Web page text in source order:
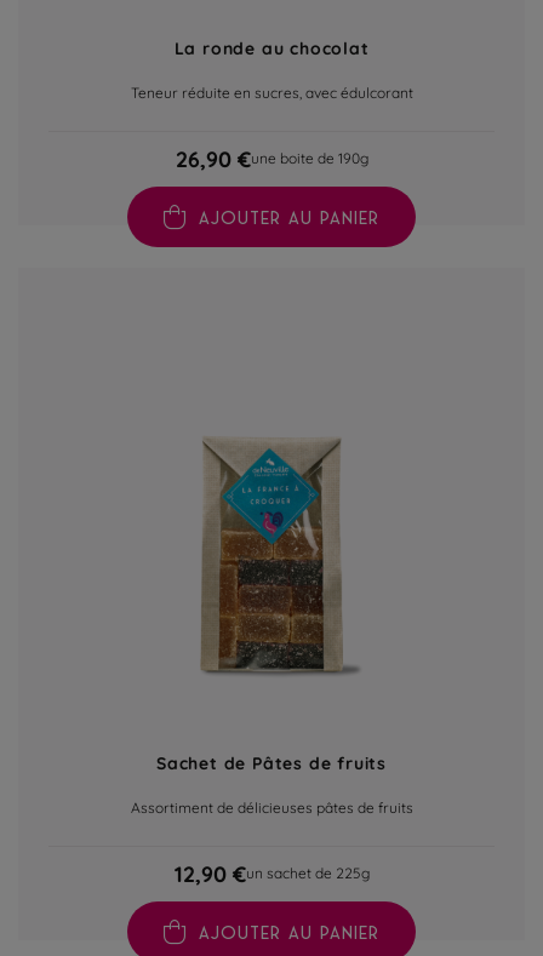
La ronde au chocolat
Teneur réduite en sucres, avec édulcorant
26,90 €une boite de 190g
AJOUTER AU PANIER
Sachet de Pâtes de fruits
Assortiment de délicieuses pâtes de fruits
12,90 €un sachet de 225g
AJOUTER AU PANIER